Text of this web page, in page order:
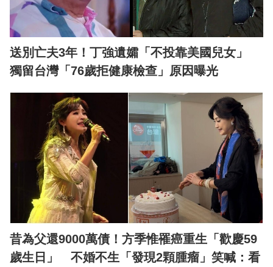
送別亡夫3年！丁強遺孀「不投靠美國兒女」
獨留台灣「76歲拒健康檢查」原因曝光
昔為父還9000萬債！方季惟罹癌重生「歡慶59
歲生日」 不婚不生「發現2顆腫瘤」笑喊：看